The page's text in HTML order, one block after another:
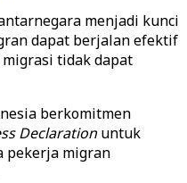
menjadi kunci
dapat berjalan efektif
tidak dapat
berkomitmen
Declarationuntuk
pekerja migran